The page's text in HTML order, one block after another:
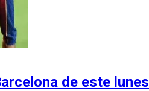
de este lunes